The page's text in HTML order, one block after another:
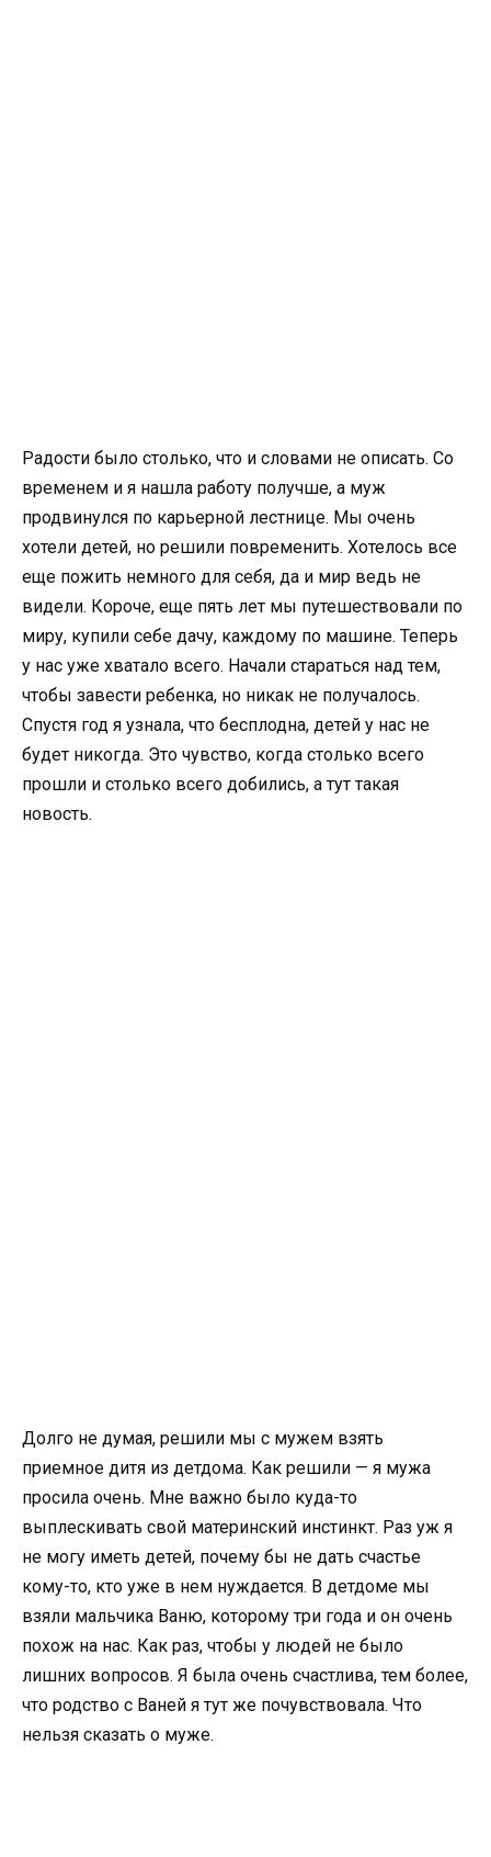
Радости было столько, что и словами не описать. Со
временем и я нашла работу получше, а муж
продвинулся по карьерной лестнице. Мы очень
хотели детей, но решили повременить. Хотелось все
еще пожить немного для себя, да и мир ведь не
видели. Короче, еще пять лет мы путешествовали по
миру, купили себе дачу, каждому по машине. Теперь
у нас уже хватало всего. Начали стараться над тем,
чтобы завести ребенка, но никак не получалось.
Спустя год я узнала, что бесплодна, детей у нас не
будет никогда. Это чувство, когда столько всего
прошли и столько всего добились, а тут такая
новость.
Долго не думая, решили мы с мужем взять
приемное дитя из детдома. Как решили — я мужа
просила очень. Мне важно было куда-то
выплескивать свой материнский инстинкт. Раз уж я
не могу иметь детей, почему бы не дать счастье
кому-то, кто уже в нем нуждается. В детдоме мы
взяли мальчика Ваню, которому три года и он очень
похож на нас. Как раз, чтобы у людей не было
лишних вопросов. Я была очень счастлива, тем более,
что родство с Ваней я тут же почувствовала. Что
нельзя сказать о муже.